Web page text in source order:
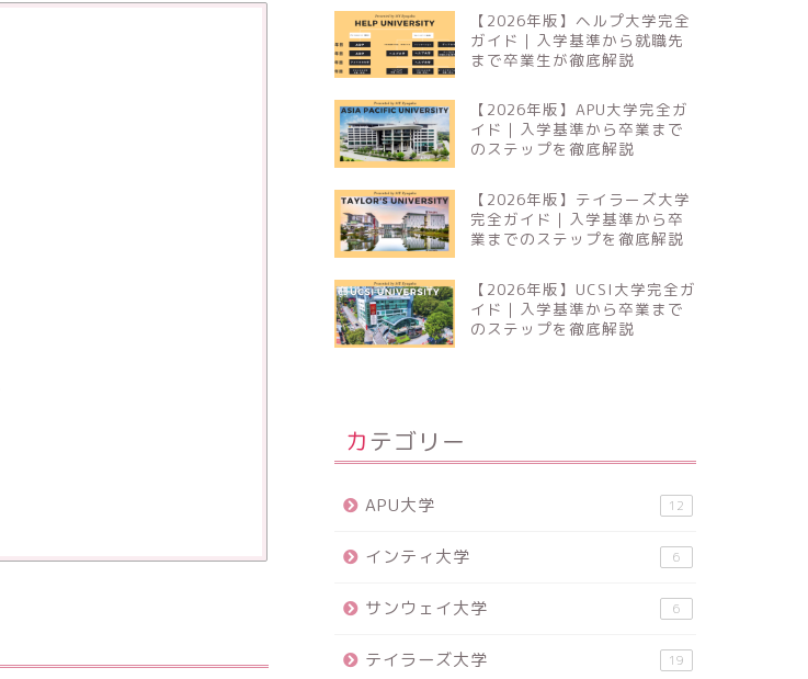
【2026年版】ヘルプ大学完全
ガイド｜入学基準から就職先
まで卒業生が徹底解説
【2026年版】APU大学完全ガ
イド｜入学基準から卒業まで
のステップを徹底解説
【2026年版】テイラーズ大学
完全ガイド｜入学基準から卒
業までのステップを徹底解説
【2026年版】UCSI大学完全ガ
イド｜入学基準から卒業まで
のステップを徹底解説
カテゴリー
APU大学 12
インティ大学 6
サンウェイ大学 6
テイラーズ大学 19